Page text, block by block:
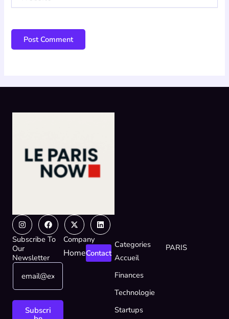
InstagramFacebook
X-
twitter
Linkedin
Subscribe To
Our
Newsletter
E
a
E
a
Subscri
Company
HomeContact
Categories
Accueil
Finances
Technologie
Startups
PARIS